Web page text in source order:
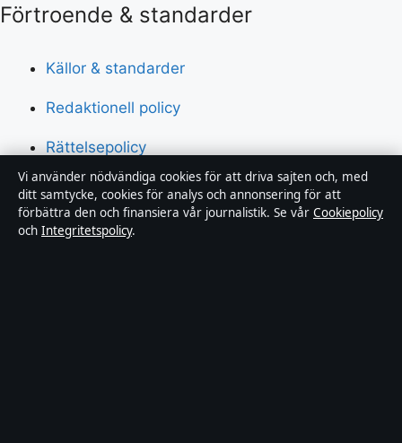
Förtroende & standarder
Källor & standarder
Redaktionell policy
Rättelsepolicy
Tillgänglighetsredogörelse
Integritetspolicy
Vi använder nödvändiga cookies för att driva sajten och, med
ditt samtycke, cookies för analys och annonsering för att
förbättra den och finansiera vår journalistik. Se vår Cookiepolicy
och Integritetspolicy.